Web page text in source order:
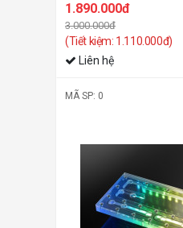
1.890.000đ
3.000.000đ
(Tiết kiệm: 1.110.000đ)
Liên hệ
MÃ SP: 0